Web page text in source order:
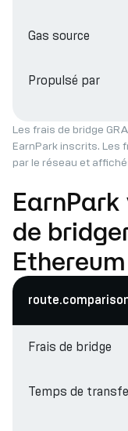
Gas source
Propulsé par
Les frais de bridge
EarnPark inscrits. Les
par le réseau et
de
Ethereum
Frais de bridge
Temps de